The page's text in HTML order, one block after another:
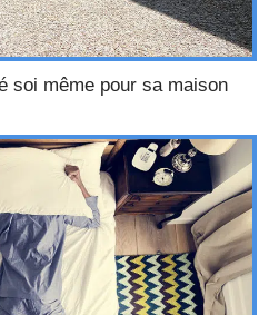
soi même pour sa maison